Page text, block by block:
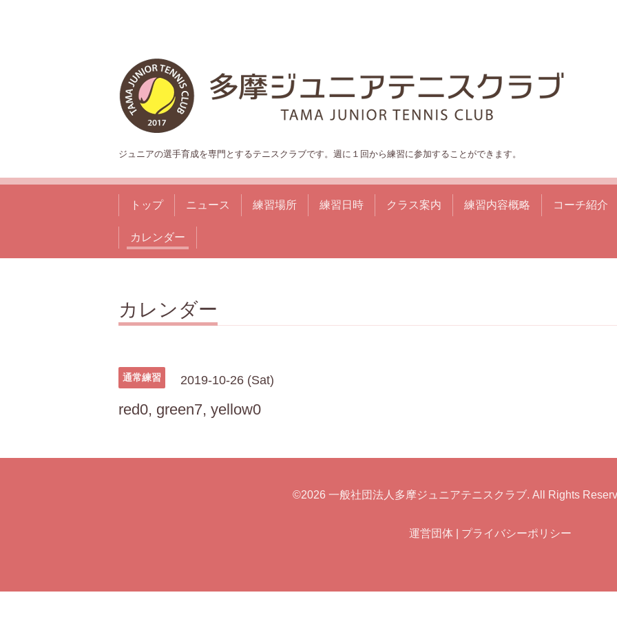
ジュニアの選手育成を専門とするテニスクラブです。週に１回から練習に参加することができます。
トップ ニュース 練習場所 練習日時 クラス案内 練習内容概略 コーチ紹介
カレンダー
カレンダー
通常練習 2019-10-26 (Sat)
red0, green7, yellow0
©2026 一般社団法人多摩ジュニアテニスクラブ. All Rights
運営団体 プライバシーポリシー